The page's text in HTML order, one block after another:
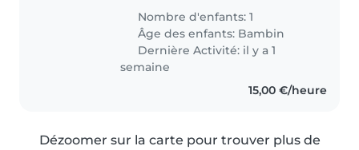
take care of my 2 years old girl,
at our home, 2-3 times a week, in
the mornings...
Nombre d'enfants: 1
Âge des enfants: Bambin
Dernière Activité: il y a 1
semaine
15,00 €/heure
Dézoomer sur la carte pour trouver plus de